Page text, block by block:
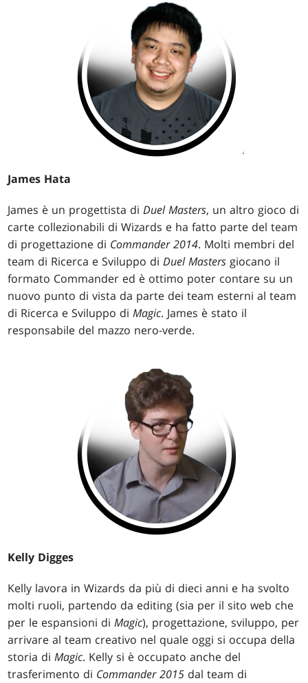
James Hata
James è un progettista diDuel Masters, un altro gioco di
carte collezionabili di Wizards e ha fatto parte del team
di progettazione di Commander 2014. Molti membri del
team di Ricerca e Sviluppo diDuel Masters giocano il
formato Commander ed è ottimo poter contare su un
nuovo punto di vista da parte dei team esterni al team
di Ricerca e Sviluppo diMagic. James è stato il
responsabile del mazzo nero-verde.
Kelly Digges
Kelly lavora in Wizards da più di dieci anni e ha svolto
molti ruoli, partendo da editing (sia per il sito web che
per le espansioni diMagic), progettazione, sviluppo, per
arrivare al team creativo nel quale oggi si occupa della
storia diMagic. Kelly si è occupato anche del
trasferimento di Commander 2015 dal team di